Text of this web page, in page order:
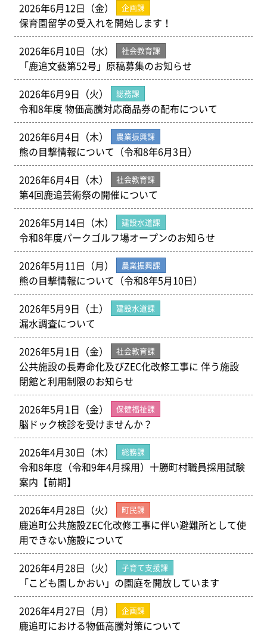
2026年6月12日（金）
企画課
保育園留学の受入れを開始します！
2026年6月10日（水）
社会教育課
「鹿追文藝第52号」原稿募集のお知らせ
2026年6月9日（火）
総務課
令和8年度 物価高騰対応商品券の配布について
2026年6月4日（木）
農業振興課
熊の目撃情報について（令和8年6月3日）
2026年6月4日（木）
社会教育課
第4回鹿追芸術祭の開催について
2026年5月14日（木）
建設水道課
令和8年度パークゴルフ場オープンのお知らせ
2026年5月11日（月）
農業振興課
熊の目撃情報について（令和8年5月10日）
2026年5月9日（土）
建設水道課
漏水調査について
2026年5月1日（金）
社会教育課
公共施設の長寿命化及びZEC化改修工事に 伴う施設
閉館と利用制限のお知らせ
2026年5月1日（金）
保健福祉課
脳ドック検診を受けませんか？
2026年4月30日（木）
総務課
令和8年度（令和9年4月採用）十勝町村職員採用試験
案内【前期】
2026年4月28日（火）
町民課
鹿追町公共施設ZEC化改修工事に伴い避難所として使
用できない施設について
2026年4月28日（火）
子育て支援課
「こども園しかおい」の園庭を開放しています
2026年4月27日（月）
企画課
鹿追町における物価高騰対策について